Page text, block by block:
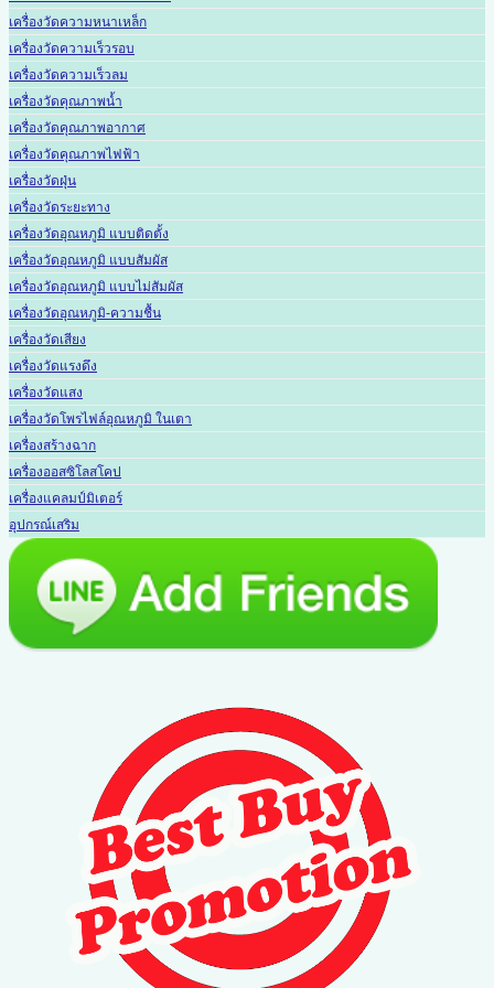
เครื่องวัดความหนาเหล็ก
เครื่องวัดความเร็วรอบ
เครื่องวัดความเร็วลม
เครื่องวัดคุณภาพน้ำ
เครื่องวัดคุณภาพอากาศ
เครื่องวัดคุณภาพไฟฟ้า
เครื่องวัดฝุ่น
เครื่องวัดระยะทาง
เครื่องวัดอุณหภูมิ แบบติดตั้ง
เครื่องวัดอุณหภูมิ แบบสัมผัส
เครื่องวัดอุณหภูมิ แบบไม่สัมผัส
เครื่องวัดอุณหภูมิ-ความชื้น
เครื่องวัดเสียง
เครื่องวัดแรงดึง
เครื่องวัดแสง
เครื่องวัดโพรไฟล์อุณหภูมิ ในเตา
เครื่องสร้างฉาก
เครื่องออสซิโลสโคป
เครื่องแคลมป์มิเตอร์
อุปกรณ์เสริม